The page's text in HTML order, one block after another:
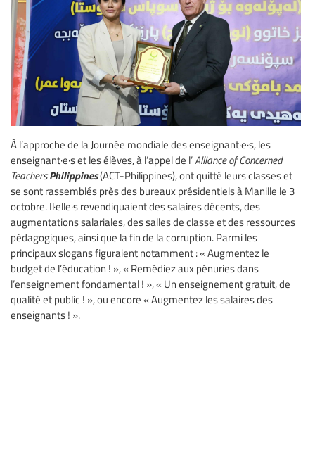
À l’approche de la Journée mondiale des enseignant·e·s, les
enseignant·e·s et les élèves, à l’appel de l’ Alliance of Concerned
TeachersPhilippines(ACT-Philippines), ont quitté leurs classes et
se sont rassemblés près des bureaux présidentiels à Manille le 3
octobre. Il·elle·s revendiquaient des salaires décents, des
augmentations salariales, des salles de classe et des ressources
pédagogiques, ainsi que la fin de la corruption. Parmi les
principaux slogans figuraient notamment : « Augmentez le
budget de l’éducation ! », « Remédiez aux pénuries dans
l’enseignement fondamental ! », « Un enseignement gratuit, de
qualité et public ! », ou encore « Augmentez les salaires des
enseignants ! ».